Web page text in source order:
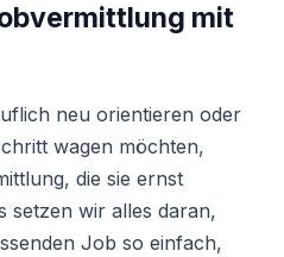
mit
neu orientieren oder
wagen möchten,
die sie ernst
setzen wir alles daran,
Job so einfach,